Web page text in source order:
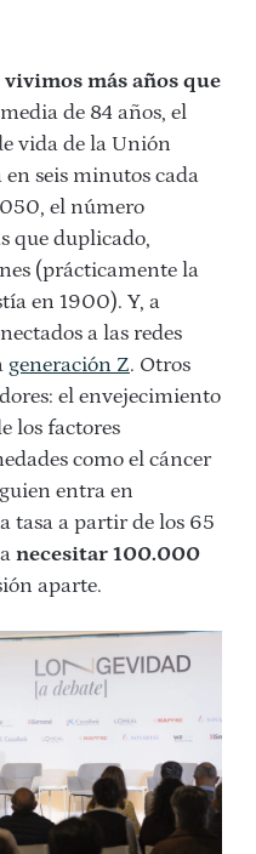
vivimos más años que
de 84 años, el
vida de la Unión
en seis minutos cada
el número
que duplicado,
(prácticamente la
en 1900). Y, a
a las redes
generación Z. Otros
el envejecimiento
los factores
como el cáncer
entra en
tasa a partir de los 65
necesitar 100.000
aparte.